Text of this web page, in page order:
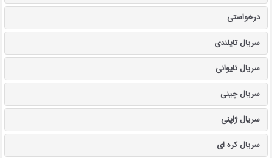
درخواستی
سریال تایلندی
سریال تایوانی
سریال چینی
سریال ژاپنی
سریال کره ای